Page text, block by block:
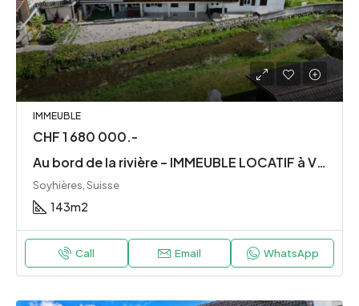
IMMEUBLE
CHF 1 680 000.-
Au bord de la rivière – IMMEUBLE LOCATIF à VENDRE
Soyhières, Suisse
143m2
Call Email WhatsApp